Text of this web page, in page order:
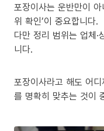
포장이사는 운반만이
위 확인’이 중요합니다.
다만 정리 범위는 업체
니다.
포장이사라고 해도 어
를 명확히 맞추는 것이